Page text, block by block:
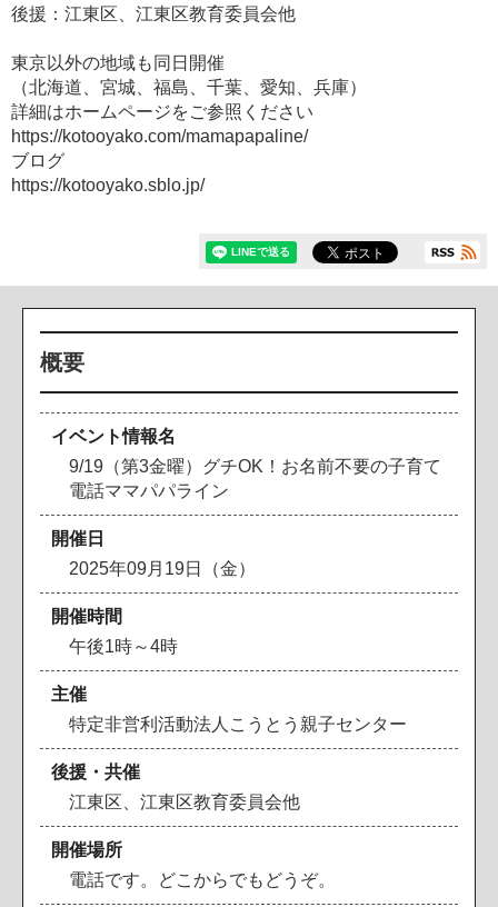
後援：江東区、江東区教育委員会他
東京以外の地域も同日開催
（北海道、宮城、福島、千葉、愛知、兵庫）
詳細はホームページをご参照ください
https://kotooyako.com/mamapapaline/
ブログ
https://kotooyako.sblo.jp/
概要
イベント情報名
9/19（第3金曜）グチOK！お名前不要の子育て
電話ママパパライン
開催日
2025年09月19日（金）
開催時間
午後1時～4時
主催
特定非営利活動法人こうとう親子センター
後援・共催
江東区、江東区教育委員会他
開催場所
電話です。どこからでもどうぞ。